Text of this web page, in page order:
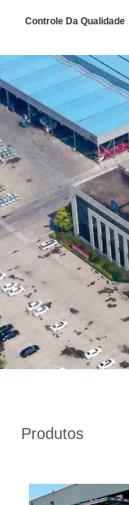
Controle Da Qualidade
Produtos